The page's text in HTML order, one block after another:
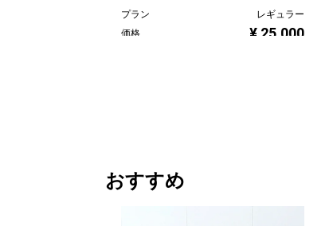
プラン
レギュラー
価格
¥ 25,000
おすすめ